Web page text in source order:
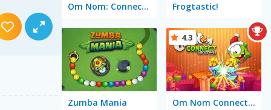
Om Nom: Connect Classic Frogtastic!
Zumba Mania Om Nom Connect Christmas
4.3